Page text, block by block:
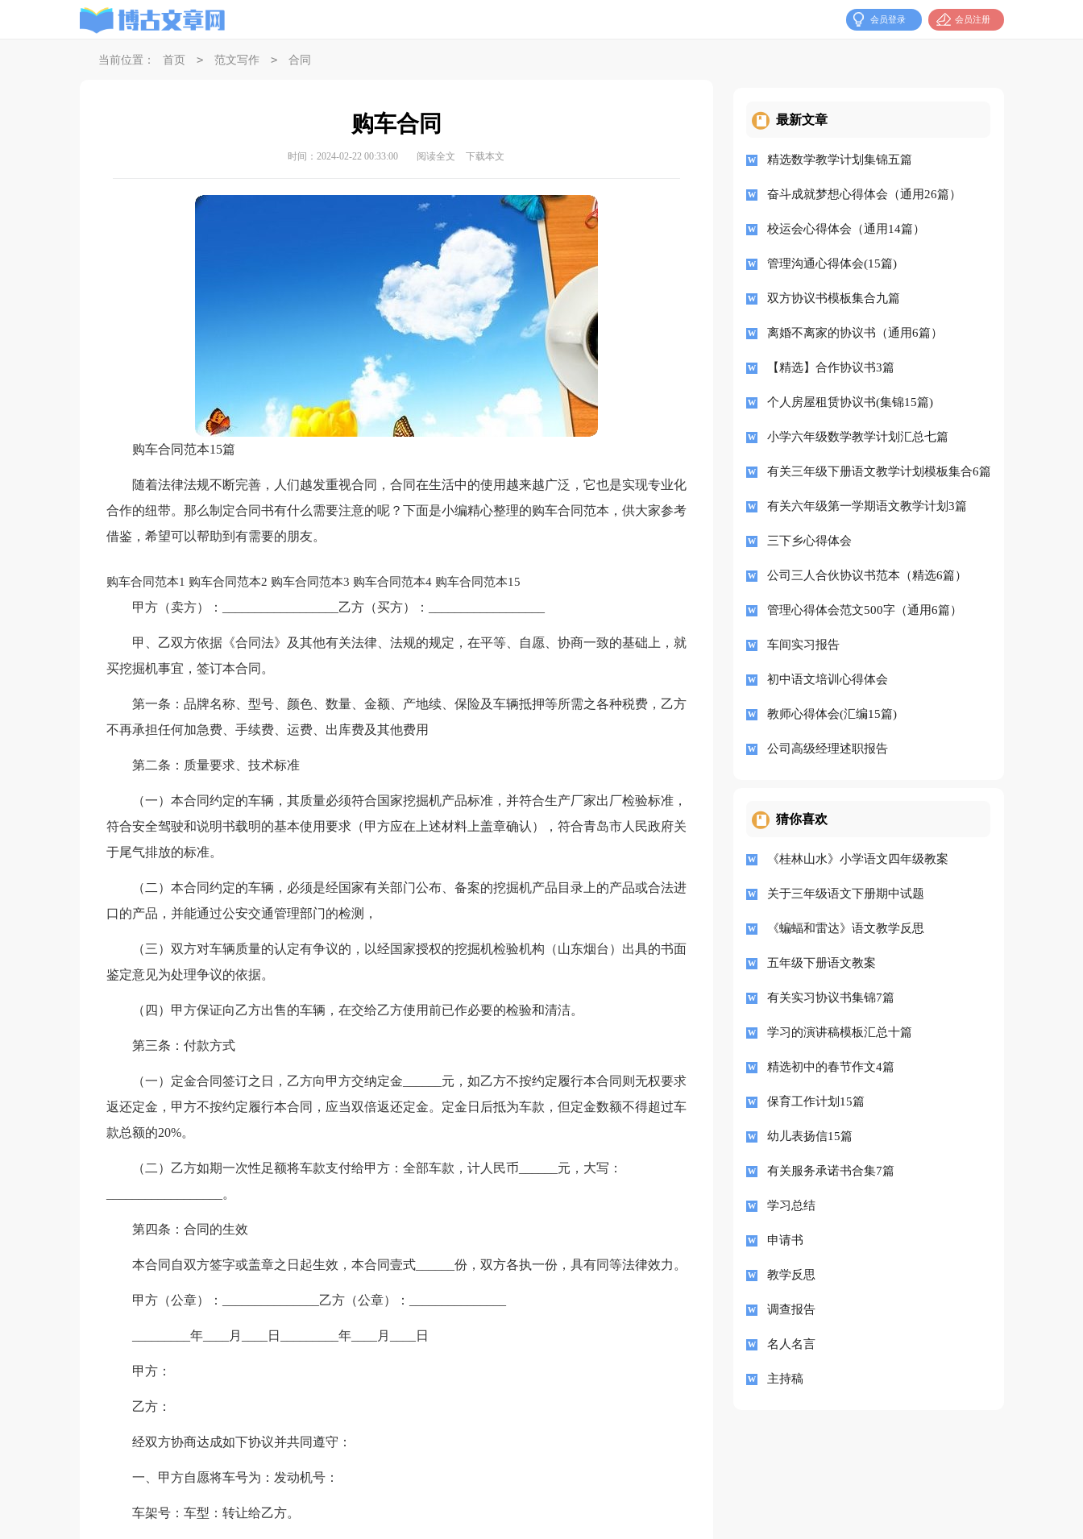
会员登录 会员注册
当前位置： 首页 > 范文写作 > 合同
购车合同
时间：2024-02-22 00:33:00 阅读全文 下载本文
购车合同范本15篇
随着法律法规不断完善，人们越发重视合同，合同在生活中的使用越来越广泛，它也是实现专业化
合作的纽带。那么制定合同书有什么需要注意的呢？下面是小编精心整理的购车合同范本，供大家参考
借鉴，希望可以帮助到有需要的朋友。
购车合同范本1
甲方（卖方）：__________________乙方（买方）：__________________
甲、乙双方依据《合同法》及其他有关法律、法规的规定，在平等、自愿、协商一致的基础上，就
买挖掘机事宜，签订本合同。
第一条：品牌名称、型号、颜色、数量、金额、产地续、保险及车辆抵押等所需之各种税费，乙方
不再承担任何加急费、手续费、运费、出库费及其他费用
第二条：质量要求、技术标准
（一）本合同约定的车辆，其质量必须符合国家挖掘机产品标准，并符合生产厂家出厂检验标准，
符合安全驾驶和说明书载明的基本使用要求（甲方应在上述材料上盖章确认），符合青岛市人民政府关
于尾气排放的标准。
（二）本合同约定的车辆，必须是经国家有关部门公布、备案的挖掘机产品目录上的产品或合法进
口的产品，并能通过公安交通管理部门的检测，
（三）双方对车辆质量的认定有争议的，以经国家授权的挖掘机检验机构（山东烟台）出具的书面
鉴定意见为处理争议的依据。
（四）甲方保证向乙方出售的车辆，在交给乙方使用前已作必要的检验和清洁。
第三条：付款方式
（一）定金合同签订之日，乙方向甲方交纳定金______元，如乙方不按约定履行本合同则无权要求
返还定金，甲方不按约定履行本合同，应当双倍返还定金。定金日后抵为车款，但定金数额不得超过车
款总额的20%。
（二）乙方如期一次性足额将车款支付给甲方：全部车款，计人民币______元，大写：
__________________。
第四条：合同的生效
本合同自双方签字或盖章之日起生效，本合同壹式______份，双方各执一份，具有同等法律效力。
甲方（公章）：_______________乙方（公章）：_______________
_________年____月____日_________年____月____日
购车合同范本2
甲方：
乙方：
经双方协商达成如下协议并共同遵守：
一、甲方自愿将车号为：发动机号：
车架号：车型：转让给乙方。
购车合同范本3 购车合同范本4 购车合同范本15
最新文章
精选数学教学计划集锦五篇
奋斗成就梦想心得体会（通用26篇）
校运会心得体会（通用14篇）
管理沟通心得体会(15篇)
双方协议书模板集合九篇
离婚不离家的协议书（通用6篇）
【精选】合作协议书3篇
个人房屋租赁协议书(集锦15篇)
小学六年级数学教学计划汇总七篇
有关三年级下册语文教学计划模板集合6篇
有关六年级第一学期语文教学计划3篇
三下乡心得体会
公司三人合伙协议书范本（精选6篇）
管理心得体会范文500字（通用6篇）
车间实习报告
初中语文培训心得体会
教师心得体会(汇编15篇)
公司高级经理述职报告
猜你喜欢
《桂林山水》小学语文四年级教案
关于三年级语文下册期中试题
《蝙蝠和雷达》语文教学反思
五年级下册语文教案
有关实习协议书集锦7篇
学习的演讲稿模板汇总十篇
精选初中的春节作文4篇
保育工作计划15篇
幼儿表扬信15篇
有关服务承诺书合集7篇
学习总结
申请书
教学反思
调查报告
名人名言
主持稿